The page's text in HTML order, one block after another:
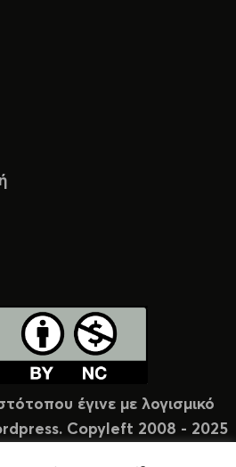
έγινε με λογισμικό
Copyleft 2008 - 2025